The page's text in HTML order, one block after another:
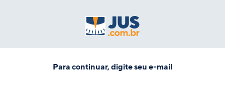
Para continuar, digite seu e-mail